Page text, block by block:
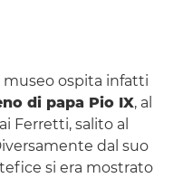
museo ospita infatti
di papa Pio IX, al
Ferretti, salito al
dal suo
si era mostrato